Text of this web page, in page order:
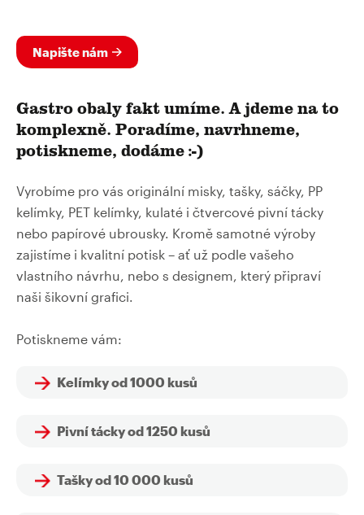
Napište nám
Gastro obaly fakt umíme. A jdeme na to
komplexně. Poradíme, navrhneme,
potiskneme, dodáme :-)
Vyrobíme pro vás originální misky, tašky, sáčky, PP
kelímky, PET kelímky, kulaté i čtvercové pivní tácky
nebo papírové ubrousky. Kromě samotné výroby
zajistíme i kvalitní potisk – ať už podle vašeho
vlastního návrhu, nebo s designem, který připraví
naši šikovní grafici.
Potiskneme vám:
Kelímky od 1000 kusů
Pivní tácky od 1250 kusů
Tašky od 10 000 kusů